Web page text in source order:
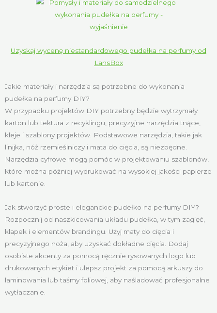
Uzyskaj wycenę niestandardowego pudełka na perfumy od
LansBox
Jakie materiały i narzędzia są potrzebne do wykonania
pudełka na perfumy DIY?
W przypadku projektów DIY potrzebny będzie wytrzymały
karton lub tektura z recyklingu, precyzyjne narzędzia tnące,
kleje i szablony projektów. Podstawowe narzędzia, takie jak
linijka, nóż rzemieślniczy i mata do cięcia, są niezbędne.
Narzędzia cyfrowe mogą pomóc w projektowaniu szablonów,
które można później wydrukować na wysokiej jakości papierze
lub kartonie.
Jak stworzyć proste i eleganckie pudełko na perfumy DIY?
Rozpocznij od naszkicowania układu pudełka, w tym zagięć,
klapek i elementów brandingu. Użyj maty do cięcia i
precyzyjnego noża, aby uzyskać dokładne cięcia. Dodaj
osobiste akcenty za pomocą ręcznie rysowanych logo lub
drukowanych etykiet i ulepsz projekt za pomocą arkuszy do
laminowania lub taśmy foliowej, aby naśladować profesjonalne
wytłaczanie.